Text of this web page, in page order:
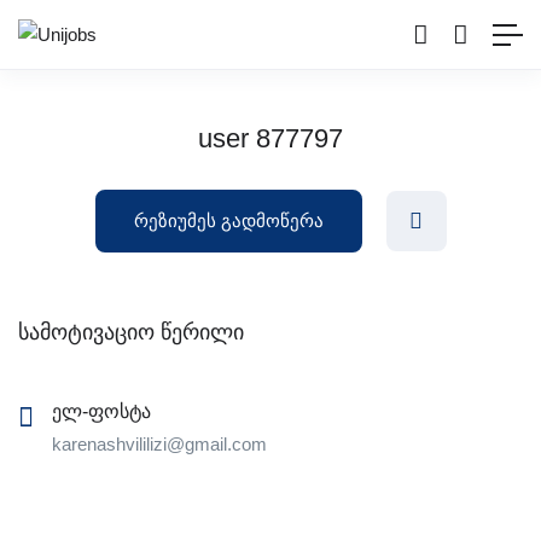
user 877797
რეზიუმეს გადმოწერა
სამოტივაციო წერილი
ელ-ფოსტა
karenashvililizi@gmail.com